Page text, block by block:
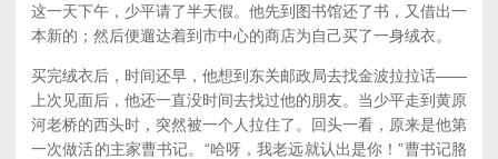
这一天下午，少平请了半天假。他先到图书馆还了书，又借出一
本新的；然后便遛达着到市中心的商店为自己买了一身绒衣。
买完绒衣后，时间还早，他想到东关邮政局去找金波拉拉话——
上次见面后，他还一直没时间去找过他的朋友。当少平走到黄原
河老桥的西头时，突然被一个人拉住了。回头一看，原来是他第
一次做活的主家曹书记。“哈呀，我老远就认出是你！”曹书记胳